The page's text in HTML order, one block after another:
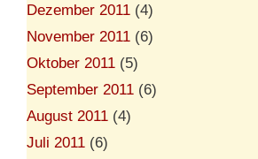
Dezember 2011 (4)
November 2011 (6)
Oktober 2011 (5)
September 2011 (6)
August 2011 (4)
Juli 2011 (6)